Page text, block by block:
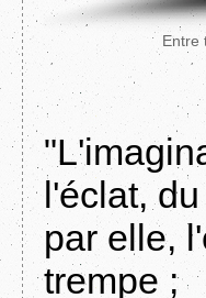
Entre
l'éclat,
par elle,
trempe ;